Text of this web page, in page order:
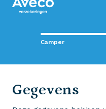
Camper
Gegevens
Contact met
Wij staan voor je klaar!